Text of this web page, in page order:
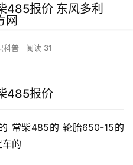
485报价 东风多利
网
科普 阅读 31
485报价
常柴485的 轮胎650-15的
的